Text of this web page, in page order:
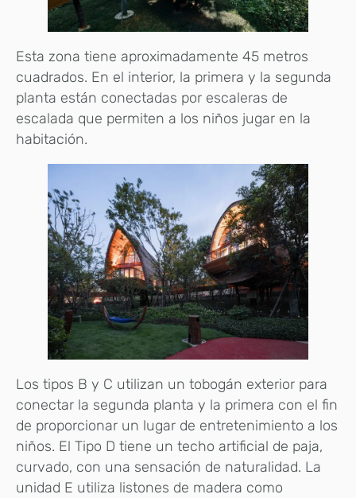
Esta zona tiene aproximadamente 45 metros
cuadrados. En el interior, la primera y la segunda
planta están conectadas por escaleras de
escalada que permiten a los niños jugar en la
habitación.
Los tipos B y C utilizan un tobogán exterior para
conectar la segunda planta y la primera con el fin
de proporcionar un lugar de entretenimiento a los
niños. El Tipo D tiene un techo artificial de paja,
curvado, con una sensación de naturalidad. La
unidad E utiliza listones de madera como